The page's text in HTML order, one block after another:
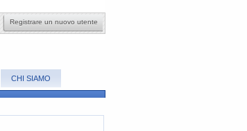
Registrare un nuovo utente
CHI SIAMO